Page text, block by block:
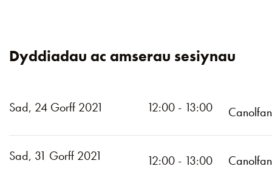
Dyddiadau ac amserau sesiynau
Sad, 24 Gorff 2021 12:00 - 13:00
Sad, 31 Gorff 2021 12:00 - 13:00